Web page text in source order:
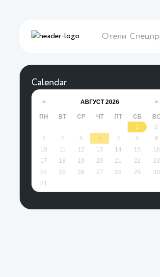
Отели
Calendar
< АВГУСТ 2026 >
ПН ВТ СР ЧТ ПТ СБ
ВС
1
2
3
4 5 6 7 8
9
10
11 12 13 14 15
16
17
18 19 20 21 22
23
24
25 26 27 28 29
30
31